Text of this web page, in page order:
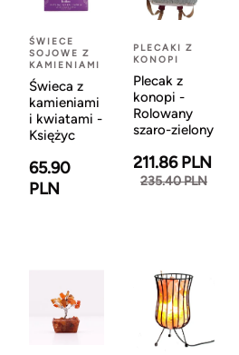
ŚWIECE
SOJOWE Z
KAMIENIAMI
Świeca z
kamieniami
i kwiatami -
Księżyc
65.90
PLN
PLECAKI Z
KONOPI
Plecak z
konopi -
Rolowany
szaro-zielony
211.86 PLN
235.40 PLN